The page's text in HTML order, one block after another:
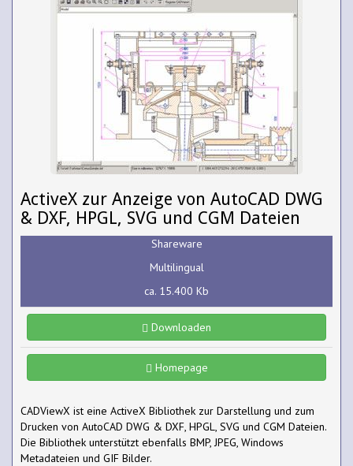
ActiveX zur Anzeige von AutoCAD DWG
& DXF, HPGL, SVG und CGM Dateien
Shareware
Multilingual
ca. 15.400 Kb
Downloaden
Homepage
CADViewX ist eine ActiveX Bibliothek zur Darstellung und zum
Drucken von AutoCAD DWG & DXF, HPGL, SVG und CGM Dateien.
Die Bibliothek unterstützt ebenfalls BMP, JPEG, Windows
Metadateien und GIF Bilder.